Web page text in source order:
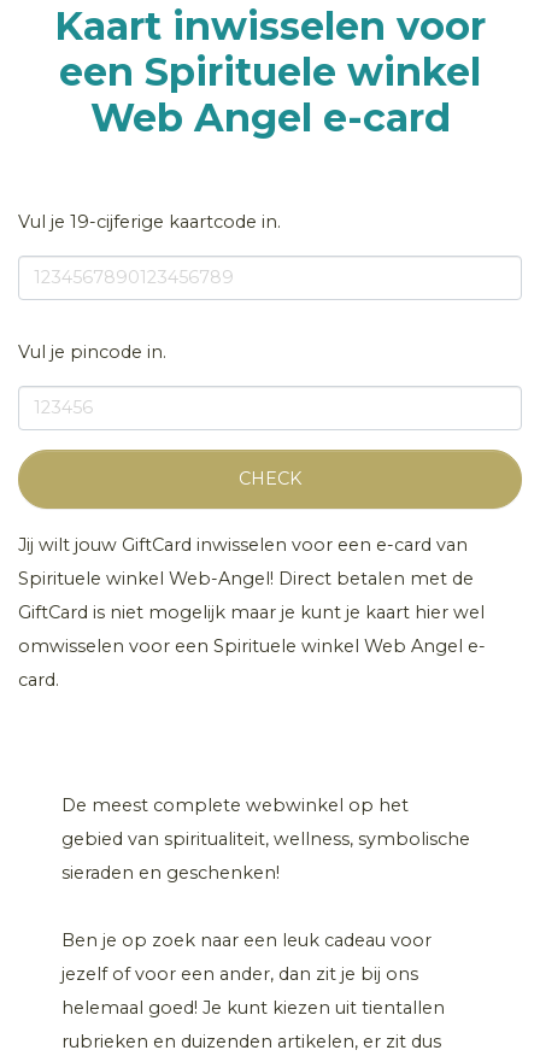
Kaart inwisselen voor
een Spirituele winkel
Web Angel e-card
Vul je 19-cijferige kaartcode in.
Vul je pincode in.
CHECK
Jij wilt jouw GiftCard inwisselen voor een e-card van
Spirituele winkel Web-Angel! Direct betalen met de
GiftCard is niet mogelijk maar je kunt je kaart hier wel
omwisselen voor een Spirituele winkel Web Angel e-
card.
De meest complete webwinkel op het
gebied van spiritualiteit, wellness, symbolische
sieraden en geschenken!
Ben je op zoek naar een leuk cadeau voor
jezelf of voor een ander, dan zit je bij ons
helemaal goed! Je kunt kiezen uit tientallen
rubrieken en duizenden artikelen, er zit dus